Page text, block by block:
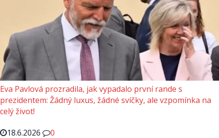
Eva Pavlová prozradila, jak vypadalo první rande s
prezidentem: Žádný luxus, žádné svíčky, ale vzpomínka na
celý život!
18.6.2026
0